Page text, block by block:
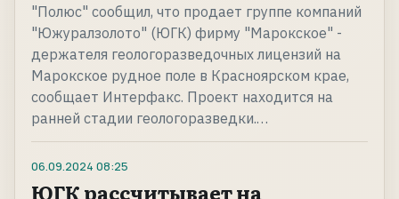
"Полюс" сообщил, что продает группе компаний
"Южуралзолото" (ЮГК) фирму "Марокское" -
держателя геологоразведочных лицензий на
Марокское рудное поле в Красноярском крае,
сообщает Интерфакс. Проект находится на
ранней стадии геологоразведки.…
06.09.2024 08:25
ЮГК рассчитывает на